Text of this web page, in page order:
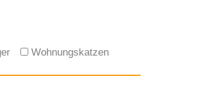
Wohnungskatzen